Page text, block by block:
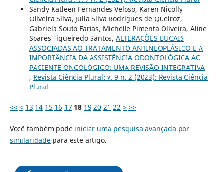
Sandy Katleen Fernandes Veloso, Karen Nicolly
Oliveira Silva, Julia Silva Rodrigues de Queiroz,
Gabriela Souto Farias, Michelle Pimenta Oliveira, Aline
Soares Figueiredo Santos, ALTERAÇÕES BUCAIS
ASSOCIADAS AO TRATAMENTO ANTINEOPLÁSICO E A
IMPORTÂNCIA DA ASSISTÊNCIA ODONTOLÓGICA AO
PACIENTE ONCOLÓGICO: UMA REVISÃO INTEGRATIVA
, Revista Ciência Plural: v. 9 n. 2 (2023): Revista Ciência
Plural
<< < 13 14 15 16 17 18 19 20 21 22 > >>
Você também pode iniciar uma pesquisa avançada por
similaridadepara este artigo.